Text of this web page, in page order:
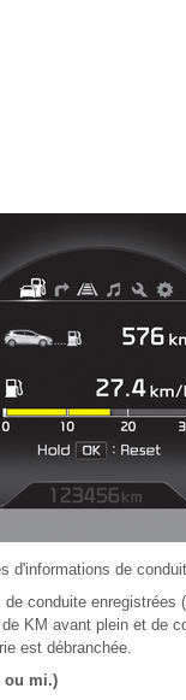
d'informations de
conduite enregistrées
KM avant plein et de
est débranchée.
ou mi.)